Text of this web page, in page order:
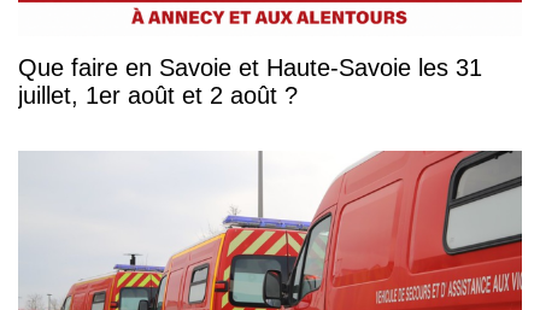
Que faire en Savoie et Haute-Savoie les 31
juillet, 1er août et 2 août ?